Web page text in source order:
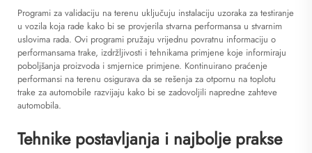
Programi za validaciju na terenu uključuju instalaciju uzoraka za testiranje
u vozila koja rade kako bi se provjerila stvarna performansa u stvarnim
uslovima rada. Ovi programi pružaju vrijednu povratnu informaciju o
performansama trake, izdržljivosti i tehnikama primjene koje informiraju
poboljšanja proizvoda i smjernice primjene. Kontinuirano praćenje
performansi na terenu osigurava da se rešenja za otpornu na toplotu
trake za automobile razvijaju kako bi se zadovoljili napredne zahteve
automobila.
Tehnike postavljanja i najbolje prakse